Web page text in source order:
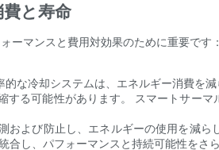
と寿命
ーマンスと費用対効果のために重要です：
な冷却システムは、エネルギー消費を
する可能性があります。 スマートサー
および防止し、エネルギーの使用を減
し、パフォーマンスと持続可能性をさら